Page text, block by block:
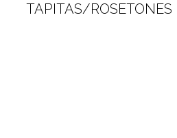
TAPITAS/ROSETONES